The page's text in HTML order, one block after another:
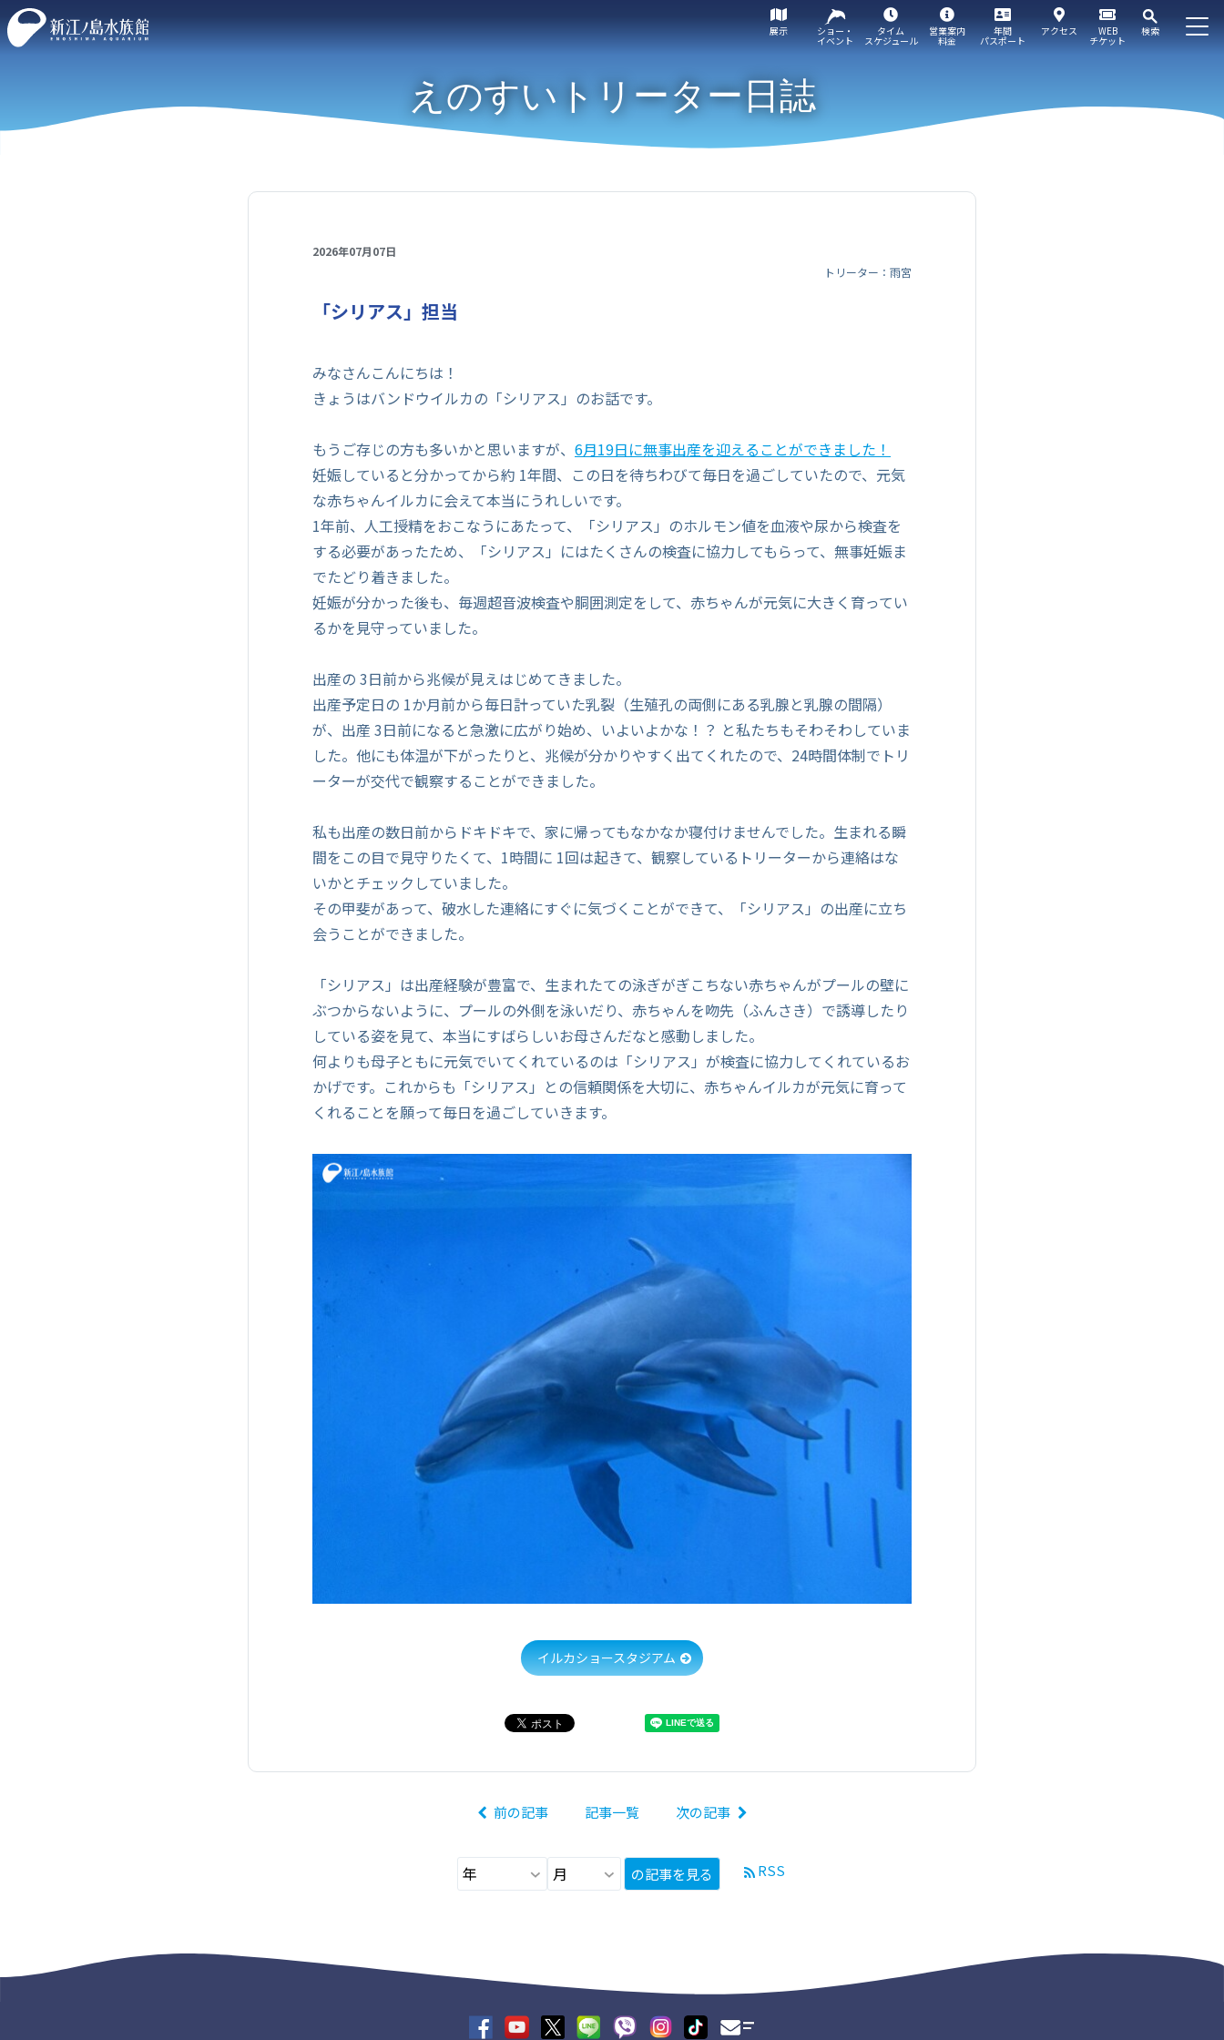
WEB
チケット
検索
展示 ショー・
イベント
タイム
スケジュール
営業案内
料金
年間
パスポート
アクセス
えのすいトリーター日誌
2026年07月07日
トリーター：雨宮
「シリアス」担当
みなさんこんにちは！
きょうはバンドウイルカの「シリアス」のお話です。
もうご存じの方も多いかと思いますが、 6月19日に無事出産を迎えることができました！
妊娠していると分かってから約 1年間、この日を待ちわびて毎日を過ごしていたので、元気
な赤ちゃんイルカに会えて本当にうれしいです。
1年前、人工授精をおこなうにあたって、「シリアス」のホルモン値を血液や尿から検査を
する必要があったため、「シリアス」にはたくさんの検査に協力してもらって、無事妊娠ま
でたどり着きました。
妊娠が分かった後も、毎週超音波検査や胴囲測定をして、赤ちゃんが元気に大きく育ってい
るかを見守っていました。
出産の 3日前から兆候が見えはじめてきました。
出産予定日の 1か月前から毎日計っていた乳裂（生殖孔の両側にある乳腺と乳腺の間隔）
が、出産 3日前になると急激に広がり始め、いよいよかな！？ と私たちもそわそわしていま
した。他にも体温が下がったりと、兆候が分かりやすく出てくれたので、24時間体制でトリ
ーターが交代で観察することができました。
私も出産の数日前からドキドキで、家に帰ってもなかなか寝付けませんでした。生まれる瞬
間をこの目で見守りたくて、1時間に 1回は起きて、観察しているトリーターから連絡はな
いかとチェックしていました。
その甲斐があって、破水した連絡にすぐに気づくことができて、「シリアス」の出産に立ち
会うことができました。
「シリアス」は出産経験が豊富で、生まれたての泳ぎがぎこちない赤ちゃんがプールの壁に
ぶつからないように、プールの外側を泳いだり、赤ちゃんを吻先（ふんさき）で誘導したり
している姿を見て、本当にすばらしいお母さんだなと感動しました。
何よりも母子ともに元気でいてくれているのは「シリアス」が検査に協力してくれているお
かげです。これからも「シリアス」との信頼関係を大切に、赤ちゃんイルカが元気に育って
くれることを願って毎日を過ごしていきます。
イルカショースタジアム
前の記事 記事一覧 次の記事
の記事を見る RSS